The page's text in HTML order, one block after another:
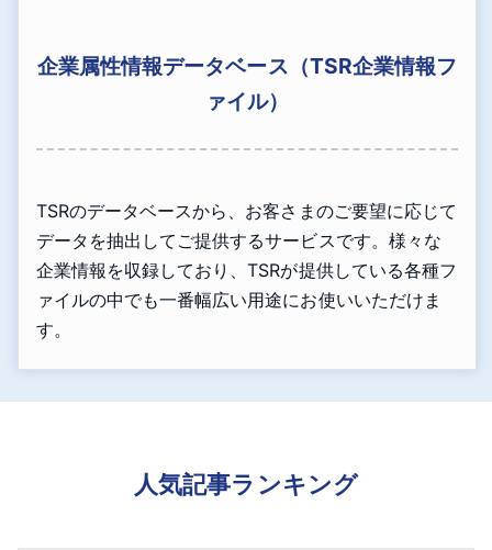
企業属性情報データベース（TSR企業情報フ
ァイル）
TSRのデータベースから、お客さまのご要望に応じて
データを抽出してご提供するサービスです。様々な
企業情報を収録しており、TSRが提供している各種フ
ァイルの中でも一番幅広い用途にお使いいただけま
す。
人気記事ランキング